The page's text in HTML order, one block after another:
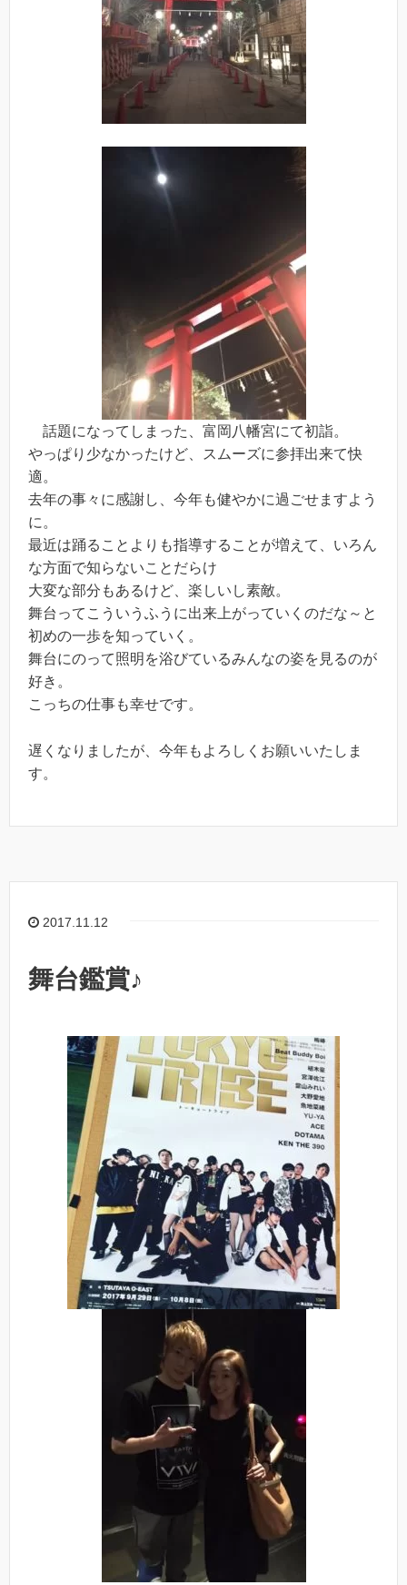
話題になってしまった、富岡八幡宮にて初詣。
やっぱり少なかったけど、スムーズに参拝出来て快
適。
去年の事々に感謝し、今年も健やかに過ごせますよう
に。
最近は踊ることよりも指導することが増えて、いろん
な方面で知らないことだらけ
大変な部分もあるけど、楽しいし素敵。
舞台ってこういうふうに出来上がっていくのだな～と
初めの一歩を知っていく。
舞台にのって照明を浴びているみんなの姿を見るのが
好き。
こっちの仕事も幸せです。
遅くなりましたが、今年もよろしくお願いいたしま
す。
2017.11.12
舞台鑑賞♪